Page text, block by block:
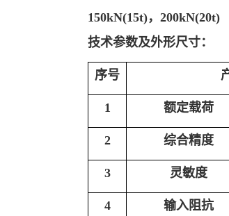
150kN(15t)，200kN(20t)
技术参数及外形尺寸：
序号
1 额定载荷
2 综合精度
3 灵敏度
4 输入阻抗